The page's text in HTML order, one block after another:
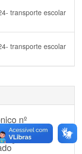
transporte escolar
transporte escolar
nº
de
de